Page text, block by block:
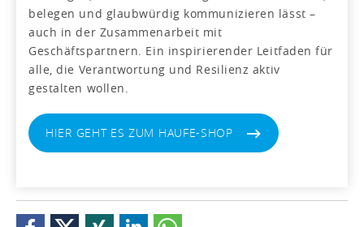
belegen und glaubwürdig kommunizieren lässt –
auch in der Zusammenarbeit mit
Geschäftspartnern. Ein inspirierender Leitfaden für
alle, die Verantwortung und Resilienz aktiv
gestalten wollen.
HIER GEHT ES ZUM HAUFE-SHOP